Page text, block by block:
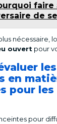
faire
de
nécessaire,
ouvertpour
en
pour
pour